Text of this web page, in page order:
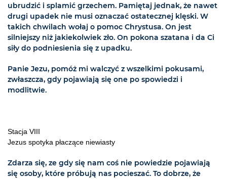
ubrudzić i splamić grzechem. Pamiętaj jednak, że nawet
drugi upadek nie musi oznaczać ostatecznej klęski. W
takich chwilach wołaj o pomoc Chrystusa. On jest
silniejszy niż jakiekolwiek zło. On pokona szatana i da Ci
siły do podniesienia się z upadku.
Panie Jezu, pomóż mi walczyć z wszelkimi pokusami,
zwłaszcza, gdy pojawiają się one po spowiedzi i
modlitwie.
Stacja VIII
Jezus spotyka płaczące niewiasty
Zdarza się, ze gdy się nam coś nie powiedzie pojawiają
się osoby, które próbują nas pocieszać. To dobrze, że